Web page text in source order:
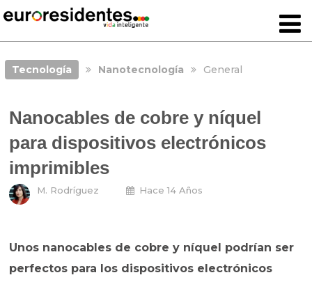
Tecnología Nanotecnología General
Nanocables de cobre y níquel
para dispositivos electrónicos
imprimibles
M. Rodríguez Hace 14 Años
Unos nanocables de cobre y níquel podrían ser
perfectos para los dispositivos electrónicos